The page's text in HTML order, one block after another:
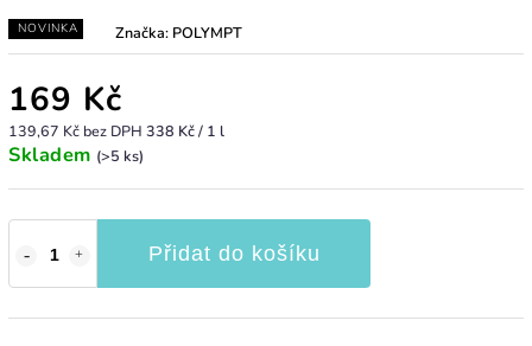
NOVINKA Značka: POLYMPT
169 Kč
139,67 Kč bez DPH 338 Kč / 1 l
Skladem (>5 ks)
Přidat do košíku